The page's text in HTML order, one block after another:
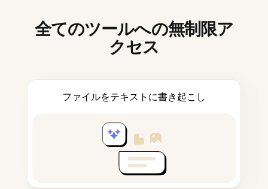
全てのツールへの無制限ア
クセス
ファイルをテキストに書き起こし